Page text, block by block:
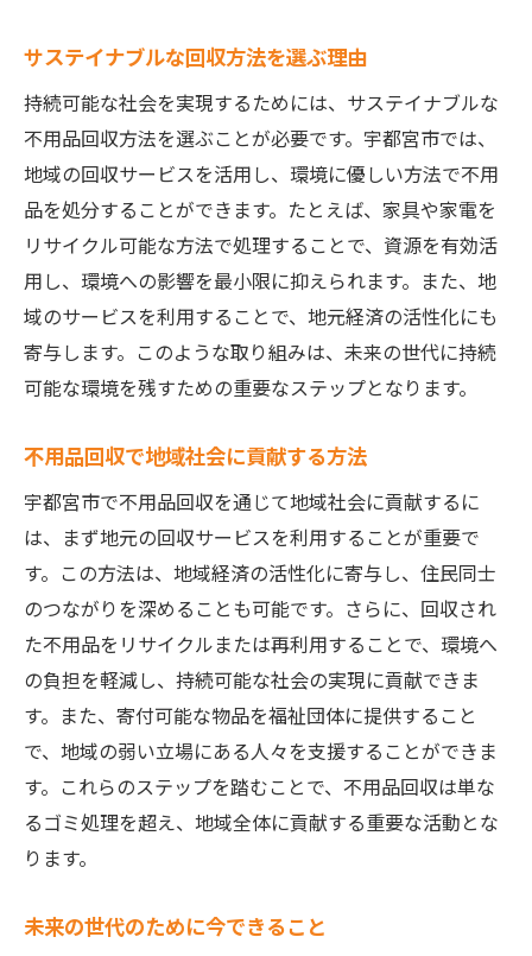
サステイナブルな回収方法を選ぶ理由
持続可能な社会を実現するためには、サステイナブルな
不用品回収方法を選ぶことが必要です。宇都宮市では、
地域の回収サービスを活用し、環境に優しい方法で不用
品を処分することができます。たとえば、家具や家電を
リサイクル可能な方法で処理することで、資源を有効活
用し、環境への影響を最小限に抑えられます。また、地
域のサービスを利用することで、地元経済の活性化にも
寄与します。このような取り組みは、未来の世代に持続
可能な環境を残すための重要なステップとなります。
不用品回収で地域社会に貢献する方法
宇都宮市で不用品回収を通じて地域社会に貢献するに
は、まず地元の回収サービスを利用することが重要で
す。この方法は、地域経済の活性化に寄与し、住民同士
のつながりを深めることも可能です。さらに、回収され
た不用品をリサイクルまたは再利用することで、環境へ
の負担を軽減し、持続可能な社会の実現に貢献できま
す。また、寄付可能な物品を福祉団体に提供すること
で、地域の弱い立場にある人々を支援することができま
す。これらのステップを踏むことで、不用品回収は単な
るゴミ処理を超え、地域全体に貢献する重要な活動とな
ります。
未来の世代のために今できること